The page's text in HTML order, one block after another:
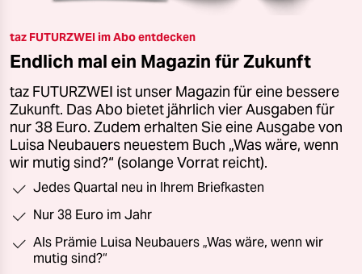
taz FUTURZWEI im Abo entdecken
Endlich mal ein Magazin für Zukunft
taz FUTURZWEI ist unser Magazin für eine bessere
Zukunft. Das Abo bietet jährlich vier Ausgaben für
nur 38 Euro. Zudem erhalten Sie eine Ausgabe von
Luisa Neubauers neuestem Buch „Was wäre, wenn
wir mutig sind?“ (solange Vorrat reicht).
Jedes Quartal neu in Ihrem Briefkasten
Nur 38 Euro im Jahr
Als Prämie Luisa Neubauers „Was wäre, wenn wir
mutig sind?“